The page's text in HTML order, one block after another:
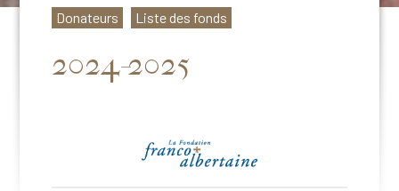
Donateurs Liste des fonds
2024-2025